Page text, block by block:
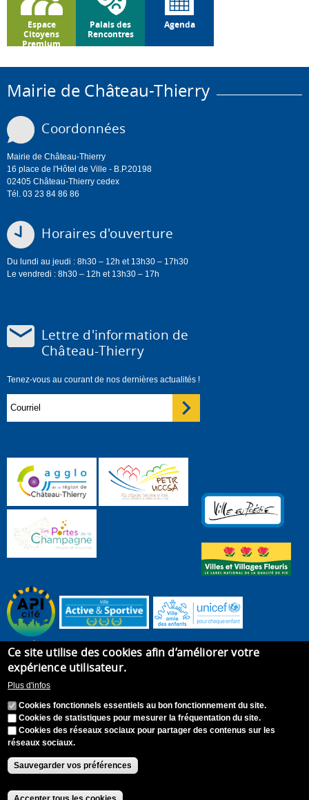
Espace
Citoyens
Premium
Palais des
Rencontres
Agenda
Mairie de Château-Thierry
Coordonnées
Mairie de Château-Thierry
16 place de l'Hôtel de Ville - B.P.20198
02405 Château-Thierry cedex
Tél. 03 23 84 86 86
Horaires d'ouverture
Du lundi au jeudi : 8h30 – 12h et 13h30 – 17h30
Le vendredi : 8h30 – 12h et 13h30 – 17h
Lettre d'information de
Château-Thierry
Tenez-vous au courant de nos dernières actualités !
Accueil Plan du site
Appel à candidature
Contact
Accessibilité : Non conforme
Ce site utilise des cookies afin d’améliorer votre
expérience utilisateur.
Plus d'infos
Cookies fonctionnels essentiels au bon fonctionnement du site.
Cookies de statistiques pour mesurer la fréquentation du site.
Cookies des réseaux sociaux pour partager des contenus sur les
réseaux sociaux.
Sauvegarder vos préférences